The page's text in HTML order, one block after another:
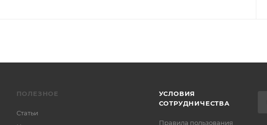
ПОЛЕЗНОЕ
Статьи
УСЛОВИЯ
СОТРУДНИЧЕСТВА
Правила пользования